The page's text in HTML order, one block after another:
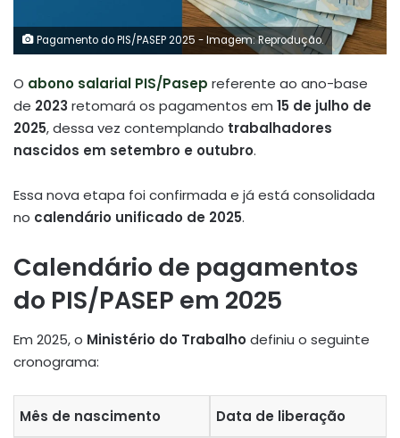
Pagamento do PIS/PASEP 2025 - Imagem: Reprodução.
O abono salarial PIS/Pasep referente ao ano-base
de 2023 retomará os pagamentos em 15 de julho de
2025, dessa vez contemplando trabalhadores
nascidos em setembro e outubro.
Essa nova etapa foi confirmada e já está consolidada
no calendário unificado de 2025.
Calendário de pagamentos
do PIS/PASEP em 2025
Em 2025, o Ministério do Trabalho definiu o seguinte
cronograma:
Mês de nascimento Data de liberação